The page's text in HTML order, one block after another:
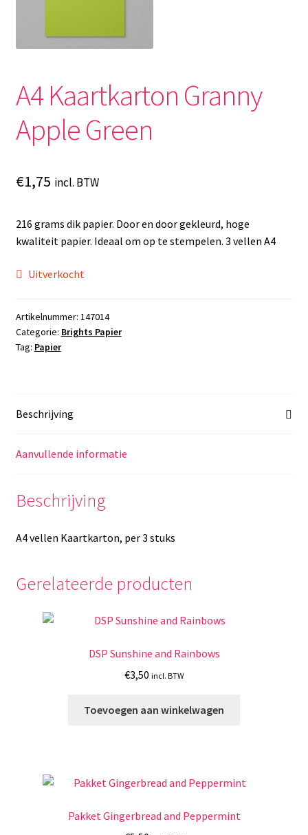
A4 Kaartkarton Granny
Apple Green
€1,75 incl. BTW
216 grams dik papier. Door en door gekleurd, hoge
kwaliteit papier. Ideaal om op te stempelen. 3 vellen A4
Uitverkocht
Artikelnummer: 147014
Categorie: Brights Papier
Tag: Papier
Beschrijving
Aanvullende informatie
Beschrijving
A4 vellen Kaartkarton, per 3 stuks
Gerelateerde producten
DSP Sunshine and Rainbows
€3,50 incl. BTW
Toevoegen aan winkelwagen
Pakket Gingerbread and Peppermint